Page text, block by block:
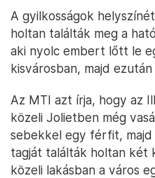
A gyilkosságok
holtan találták meg a
aki nyolc embert lőtt le
kisvárosban, majd
Az MTI azt írja, hogy az
közeli Jolietben még
sebekkel egy férfit,
tagját találták holtan két
közeli lakásban a város